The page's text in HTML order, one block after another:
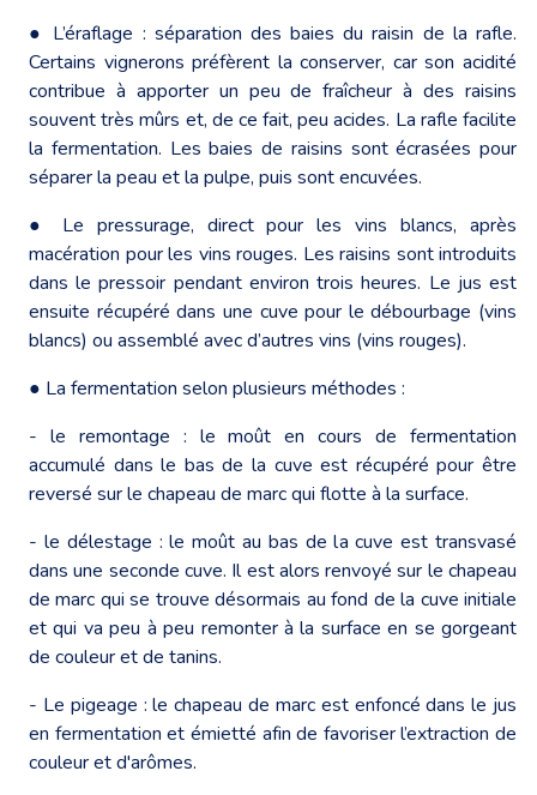
● L’éraflage : séparation des baies du raisin de la rafle.
Certains vignerons préfèrent la conserver, car son acidité
contribue à apporter un peu de fraîcheur à des raisins
souvent très mûrs et, de ce fait, peu acides. La rafle facilite
la fermentation. Les baies de raisins sont écrasées pour
séparer la peau et la pulpe, puis sont encuvées.
● Le pressurage, direct pour les vins blancs, après
macération pour les vins rouges. Les raisins sont introduits
dans le pressoir pendant environ trois heures. Le jus est
ensuite récupéré dans une cuve pour le débourbage (vins
blancs) ou assemblé avec d’autres vins (vins rouges).
● La fermentation selon plusieurs méthodes :
- le remontage : le moût en cours de fermentation
accumulé dans le bas de la cuve est récupéré pour être
reversé sur le chapeau de marc qui flotte à la surface.
- le délestage : le moût au bas de la cuve est transvasé
dans une seconde cuve. Il est alors renvoyé sur le chapeau
de marc qui se trouve désormais au fond de la cuve initiale
et qui va peu à peu remonter à la surface en se gorgeant
de couleur et de tanins.
- Le pigeage : le chapeau de marc est enfoncé dans le jus
en fermentation et émietté afin de favoriser l’extraction de
couleur et d'arômes.